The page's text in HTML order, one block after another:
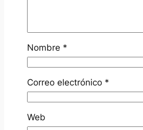
Nombre *
Correo electrónico *
Web